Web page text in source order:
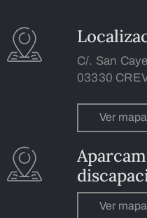
C/. San
03330
Ver mapa
Ver mapa